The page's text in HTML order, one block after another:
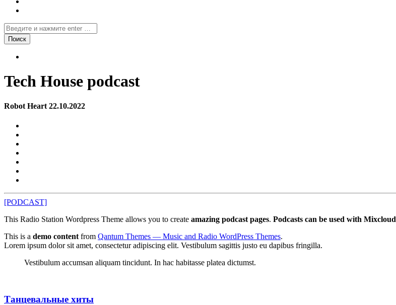
Tech House podcast
Robot Heart 22.10.2022
[PODCAST]
This Radio Station Wordpress Theme allows you to create amazing podcast pages. Podcasts can be used with
This is a demo content from Qantum Themes — Music and Radio WordPress Themes.
Lorem ipsum dolor sit amet, consectetur adipiscing elit. Vestibulum sagittis justo eu dapibus fringilla.
Vestibulum accumsan aliquam tincidunt. In hac habitasse platea dictumst.
Танцевальные хиты